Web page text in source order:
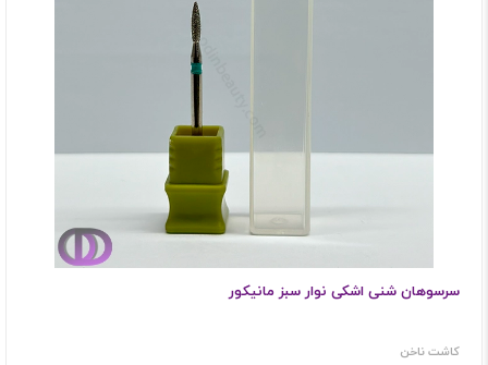
سرسوهان شنی اشکی نوار سبز مانیکور
کاشت ناخن